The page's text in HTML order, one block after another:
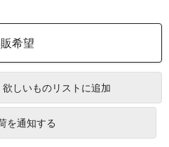
希望
欲しいものリストに追加
を通知する